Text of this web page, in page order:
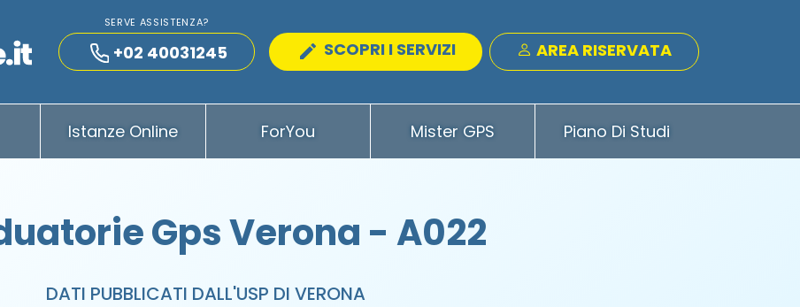
SERVE ASSISTENZA?
+02 40031245 SCOPRI I SERVIZI AREA RISERVATA
Istanze Online ForYou Mister GPS Piano Di Studi
Gps Verona - A022
DATI PUBBLICATI DALL'USP DI VERONA